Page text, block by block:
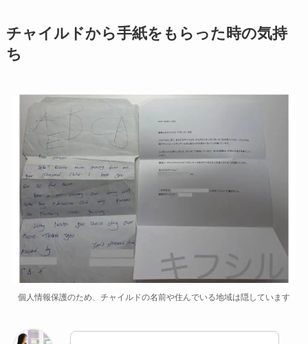
チャイルドから手紙をもらった時の気持
ち
個人情報保護のため、チャイルドの名前や住んでいる地域は隠しています